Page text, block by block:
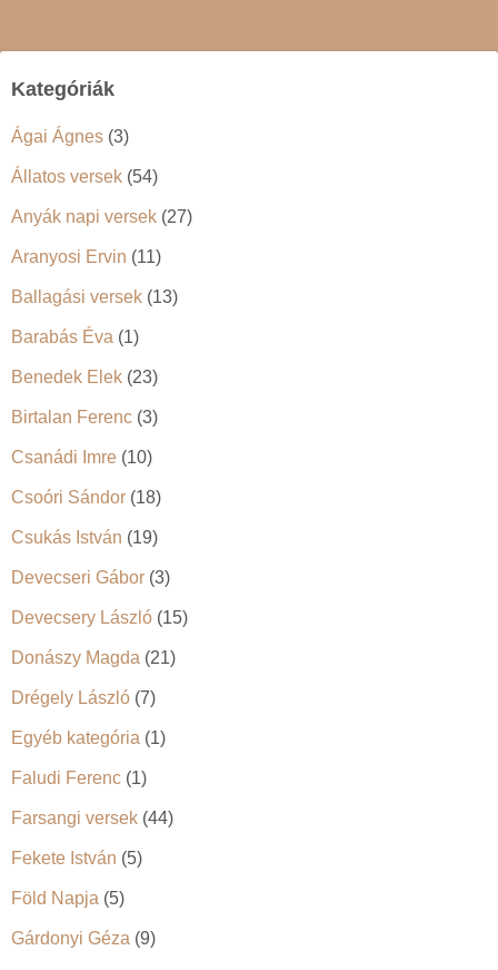
Kategóriák
Ágai Ágnes (3)
Állatos versek (54)
Anyák napi versek (27)
Aranyosi Ervin (11)
Ballagási versek (13)
Barabás Éva (1)
Benedek Elek (23)
Birtalan Ferenc (3)
Csanádi Imre (10)
Csoóri Sándor (18)
Csukás István (19)
Devecseri Gábor (3)
Devecsery László (15)
Donászy Magda (21)
Drégely László (7)
Egyéb kategória (1)
Faludi Ferenc (1)
Farsangi versek (44)
Fekete István (5)
Föld Napja (5)
Gárdonyi Géza (9)